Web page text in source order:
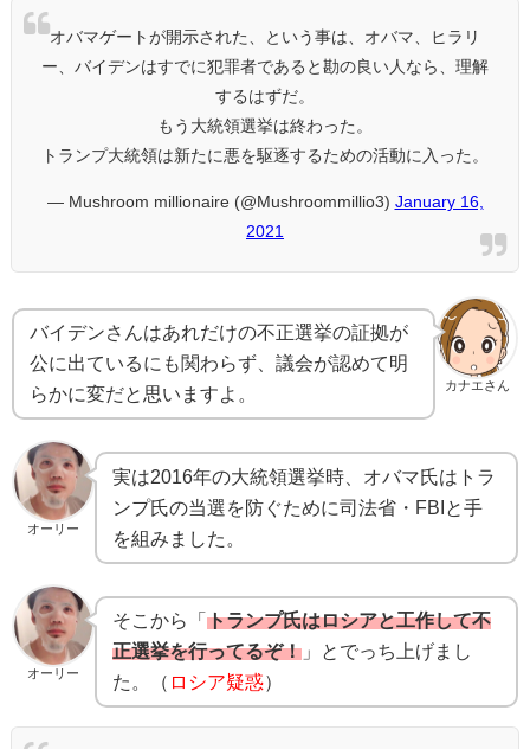
オバマゲートが開示された、という事は、オバマ、ヒラリ
ー、バイデンはすでに犯罪者であると勘の良い人なら、理解
するはずだ。
もう大統領選挙は終わった。
トランプ大統領は新たに悪を駆逐するための活動に入った。
— Mushroom millionaire (@Mushroommillio3) January 16,
2021
カナエさん
バイデンさんはあれだけの不正選挙の証拠が
公に出ているにも関わらず、議会が認めて明
らかに変だと思いますよ。
オーリー
実は2016年の大統領選挙時、オバマ氏はトラ
ンプ氏の当選を防ぐために司法省・FBIと手
を組みました。
オーリー
そこから「 トランプ氏はロシアと工作して不
正選挙を行ってるぞ！」とでっち上げまし
た。（ ロシア疑惑）